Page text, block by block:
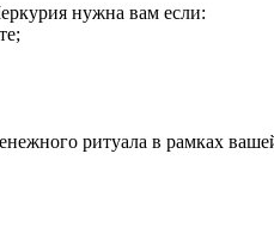
нужна вам если:
ритуала в рамках